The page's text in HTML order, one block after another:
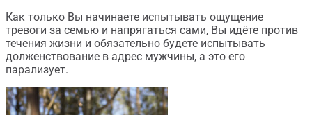
Как только Вы начинаете испытывать ощущение
тревоги за семью и напрягаться сами, Вы идёте против
течения жизни и обязательно будете испытывать
долженствование в адрес мужчины, а это его
парализует.